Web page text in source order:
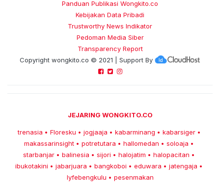
Panduan Publikasi Wongkito.co
Kebijakan Data Pribadi
Trustworthy News Indikator
Pedoman Media Siber
Transparency Report
Copyright wongkito.co © 2021 | Support By
JEJARING WONGKITO.CO
trenasia • Floresku • jogjaaja • kabarminang • kabarsiger •
makassarinsight • potretutara • hallomedan • soloaja •
starbanjar • balinesia • sijori • halojatim • halopacitan •
ibukotakini • jabarjuara • bangkoboi • eduwara • jatengaja •
lyfebengkulu • pesenmakan